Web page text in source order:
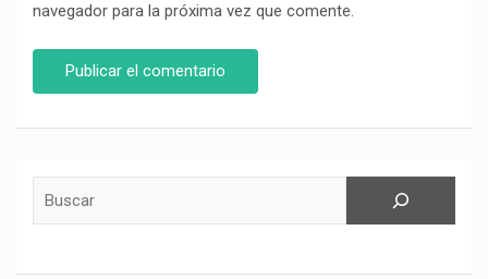
navegador para la próxima vez que comente.